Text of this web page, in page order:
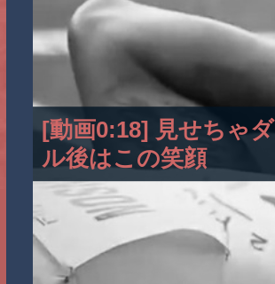
[動画0:18] 見せちゃ
ル後はこの笑顔